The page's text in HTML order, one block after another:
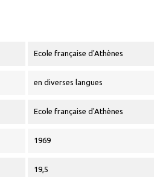
Ecole française d'Athènes
en diverses langues
Ecole française d'Athènes
1969
19,5